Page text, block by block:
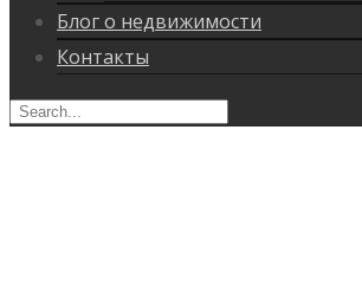
Блог о недвижимости
Контакты